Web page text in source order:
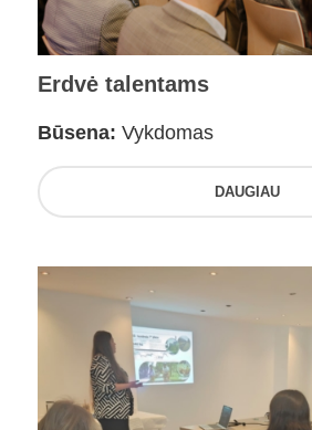
Erdvė talentams
Būsena: Vykdomas
DAUGIAU